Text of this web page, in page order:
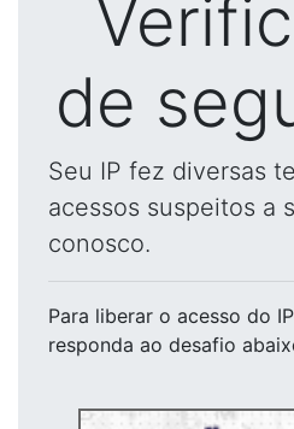
de
Seu IP fez diversas
acessos suspeitos a
conosco.
Para liberar o acesso do IP
responda ao desafio